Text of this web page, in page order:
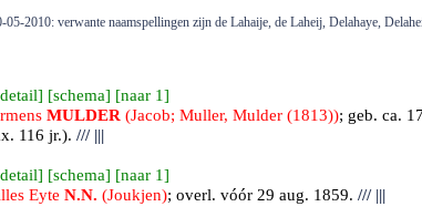
05-2010: verwante naamspellingen zijn de Lahaije, de Laheij, Delahaye,
detail] [schema] [naar 1]
MULDER (Jacob; Muller, Mulder (1813)); geb. ca.
116 jr.). ///|||
detail] [schema] [naar 1]
Eyte N.N. (Joukjen); overl. vóór 29 aug. 1859. ///|||